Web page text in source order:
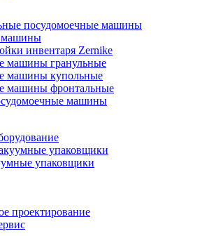
посудомоечные машины
машины
инвентаря Zernike
машины гранульные
машины купольные
машины фронтальные
машины
упаковщики
упаковщики
проектирование